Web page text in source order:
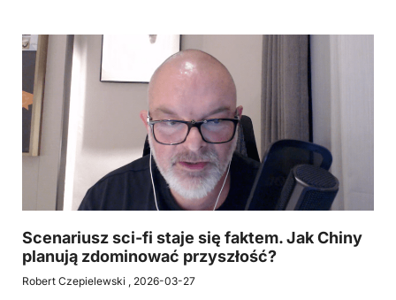
Scenariusz sci-fi staje się faktem. Jak Chiny
planują zdominować przyszłość?
Robert Czepielewski 2026-03-27